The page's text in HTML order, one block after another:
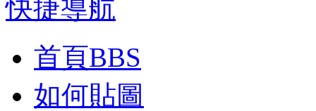
快捷導航
首頁BBS
如何貼圖